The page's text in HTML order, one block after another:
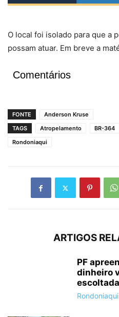
O local foi isolado para que a
possam atuar. Em breve a
Comentários
FONTE
Anderson Kruse
TAGS
Atropelamento BR-364
Rondoniaqui
ARTIGOS
PF
dinheiro